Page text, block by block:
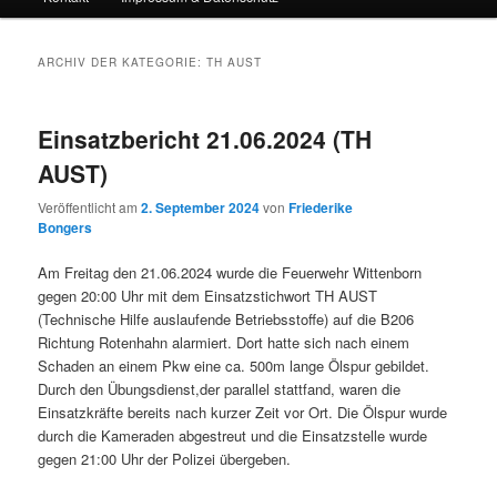
ARCHIV DER KATEGORIE:TH AUST
Einsatzbericht 21.06.2024 (TH
AUST)
Veröffentlicht am2. September 2024vonFriederike
Bongers
Am Freitag den 21.06.2024 wurde die Feuerwehr Wittenborn
gegen 20:00 Uhr mit dem Einsatzstichwort TH AUST
(Technische Hilfe auslaufende Betriebsstoffe) auf die B206
Richtung Rotenhahn alarmiert. Dort hatte sich nach einem
Schaden an einem Pkw eine ca. 500m lange Ölspur gebildet.
Durch den Übungsdienst,der parallel stattfand, waren die
Einsatzkräfte bereits nach kurzer Zeit vor Ort. Die Ölspur wurde
durch die Kameraden abgestreut und die Einsatzstelle wurde
gegen 21:00 Uhr der Polizei übergeben.